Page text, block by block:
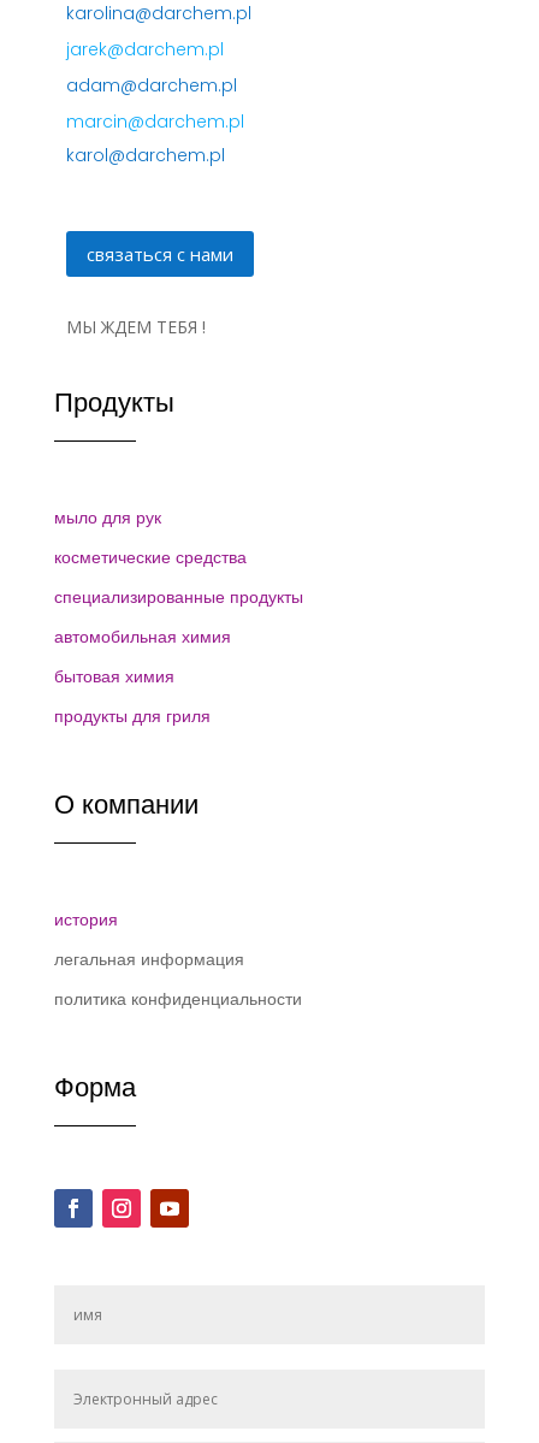
karolina@darchem.pl
jarek@darchem.pl
adam@darchem.pl
marcin@darchem.pl
karol@darchem.pl
связаться с нами
МЫ ЖДЕМ ТЕБЯ !
Продукты
мыло для рук
косметические средства
специализированные продукты
автомобильная химия
бытовая химия
продукты для гриля
О компании
история
легальная информация
политика конфиденциальности
Форма